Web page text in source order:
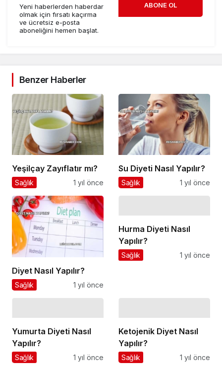
Yeni haberlerden haberdar
olmak için fırsatı kaçırma
ve ücretsiz e-posta
aboneliğini hemen başlat.
ABONE OL
Benzer Haberler
Yeşilçay Zayıflatır mı?
Sağlık 1 yıl önce
Su Diyeti Nasıl Yapılır?
Sağlık 1 yıl önce
Diyet Nasıl Yapılır?
Sağlık 1 yıl önce
Hurma Diyeti Nasıl
Yapılır?
Sağlık 1 yıl önce
Yumurta Diyeti Nasıl
Yapılır?
Sağlık 1 yıl önce
Ketojenik Diyet Nasıl
Yapılır?
Sağlık 1 yıl önce